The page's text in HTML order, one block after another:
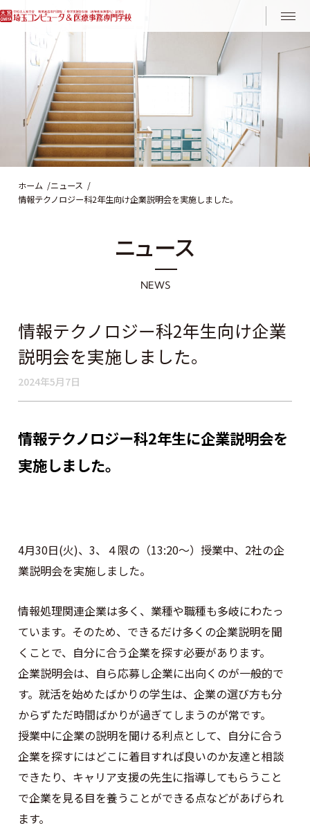
Instagram
LINE
ホーム
ニュース
情報テクノロジー科2年生向け企業説明会を実施しました。
ニュース
NEWS
情報テクノロジー科2年生向け企業
説明会を実施しました。
2024年5月7日
情報テクノロジー科2年生に企業説明会を
実施しました。
4月30日(火)、3、４限の（13:20～）授業中、2社の企
業説明会を実施しました。
情報処理関連企業は多く、業種や職種も多岐にわたっ
ています。そのため、できるだけ多くの企業説明を聞
くことで、自分に合う企業を探す必要があります。
企業説明会は、自ら応募し企業に出向くのが一般的で
す。就活を始めたばかりの学生は、企業の選び方も分
からずただ時間ばかりが過ぎてしまうのが常です。
授業中に企業の説明を聞ける利点として、自分に合う
企業を探すにはどこに着目すれば良いのか友達と相談
できたり、キャリア支援の先生に指導してもらうこと
で企業を見る目を養うことができる点などがあげられ
ます。